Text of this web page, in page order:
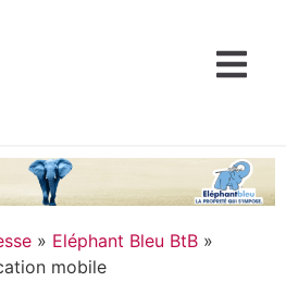
» Eléphant Bleu BtB »
mobile